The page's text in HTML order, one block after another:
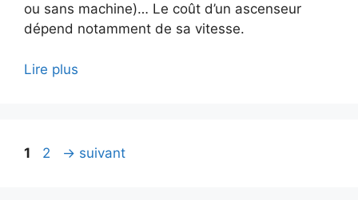
ou sans machine)… Le coût d’un ascenseur
dépend notamment de sa vitesse.
Lire plus
Page
1 Page
2 → suivant